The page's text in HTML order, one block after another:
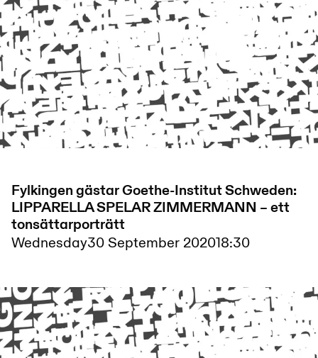
Fylkingen gästar Goethe-Institut Schweden:
LIPPARELLA SPELAR ZIMMERMANN – ett
tonsättarporträtt
Wednesday30 September 202018:30